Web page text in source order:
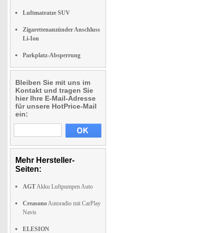
Luftmatratze SUV
Zigarettenanzünder Anschluss
Li-Ion
Parkplatz-Absperrung
Bleiben Sie mit uns im
Kontakt und tragen Sie
hier Ihre E-Mail-Adresse
für unsere HotPrice-Mail
ein:
Mehr Hersteller-
Seiten:
AGTAkku Luftpumpen Auto
CreasonoAutoradio mit CarPlay
Navis
ELESION